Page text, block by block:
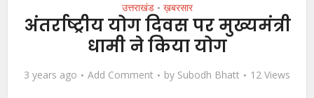
उत्तराखंड • ख़बरसार
अंतर्राष्ट्रीय योग दिवस पर मुख्यमंत्री
धामी ने किया योग
3 years ago Add Comment by Subodh Bhatt 12 Views